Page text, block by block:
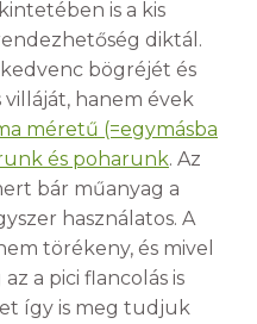
is a kis
diktál.
bögréjét és
hanem évek
méretű (=egymásba
és poharunk. Az
bár műanyag a
használatos. A
törékeny, és mivel
a pici flancolás is
így is meg tudjuk